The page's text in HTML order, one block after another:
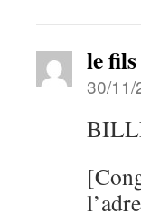
le
30/11/